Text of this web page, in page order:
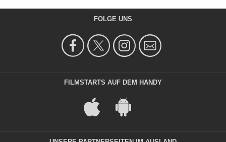
FOLGE UNS
FILMSTARTS AUF DEM HANDY